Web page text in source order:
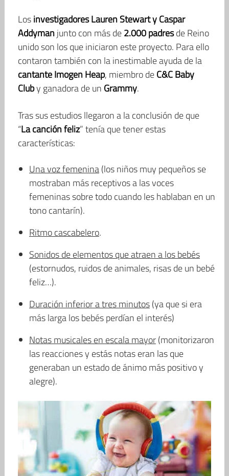
Losinvestigadores Lauren Stewart y Caspar
Addymanjunto con más de2.000 padresde Reino
unido son los que iniciaron este proyecto. Para ello
contaron también con la inestimable ayuda de la
cantante Imogen Heap, miembro deC&C Baby
Cluby ganadora de un Grammy.
Tras sus estudios llegaron a la conclusión de que
“La canción feliz” tenía que tener estas
características:
Una voz femenina(los niños muy pequeños se
mostraban más receptivos a las voces
femeninas sobre todo cuando les hablaban en un
tono cantarín).
Ritmo cascabelero.
Sonidos de elementos que atraen a los bebés
(estornudos, ruidos de animales, risas de un bebé
feliz…).
Duración inferior a tres minutos(ya que si era
más larga los bebés perdían el interés)
Notas musicales en escala mayor(monitorizaron
las reacciones y estás notas eran las que
generaban un estado de ánimo más positivo y
alegre).